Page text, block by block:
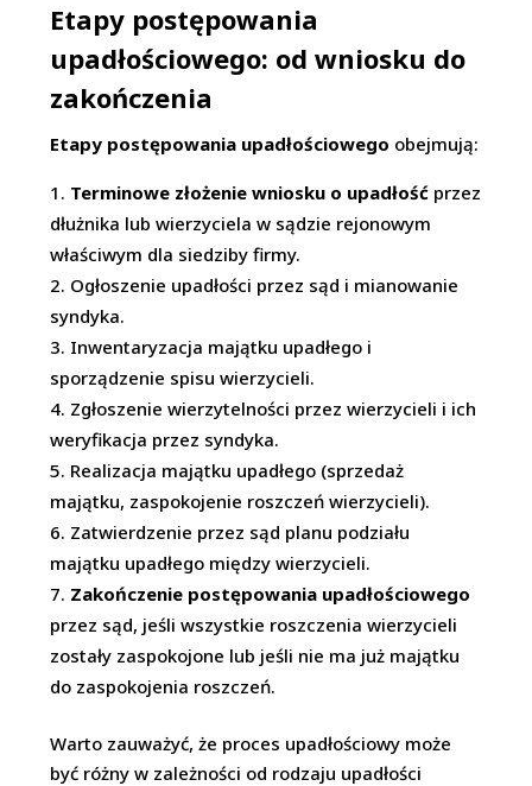
Etapy postępowania
upadłościowego: od wniosku do
zakończenia
Etapy postępowania upadłościowego obejmują:
Terminowe złożenie wniosku o upadłość przez
dłużnika lub wierzyciela w sądzie rejonowym
właściwym dla siedziby firmy.
Ogłoszenie upadłości przez sąd i mianowanie
syndyka.
Inwentaryzacja majątku upadłego i
sporządzenie spisu wierzycieli.
Zgłoszenie wierzytelności przez wierzycieli i ich
weryfikacja przez syndyka.
Realizacja majątku upadłego (sprzedaż
majątku, zaspokojenie roszczeń wierzycieli).
Zatwierdzenie przez sąd planu podziału
majątku upadłego między wierzycieli.
Zakończenie postępowania upadłościowego
przez sąd, jeśli wszystkie roszczenia wierzycieli
zostały zaspokojone lub jeśli nie ma już majątku
do zaspokojenia roszczeń.
Warto zauważyć, że proces upadłościowy może
być różny w zależności od rodzaju upadłości